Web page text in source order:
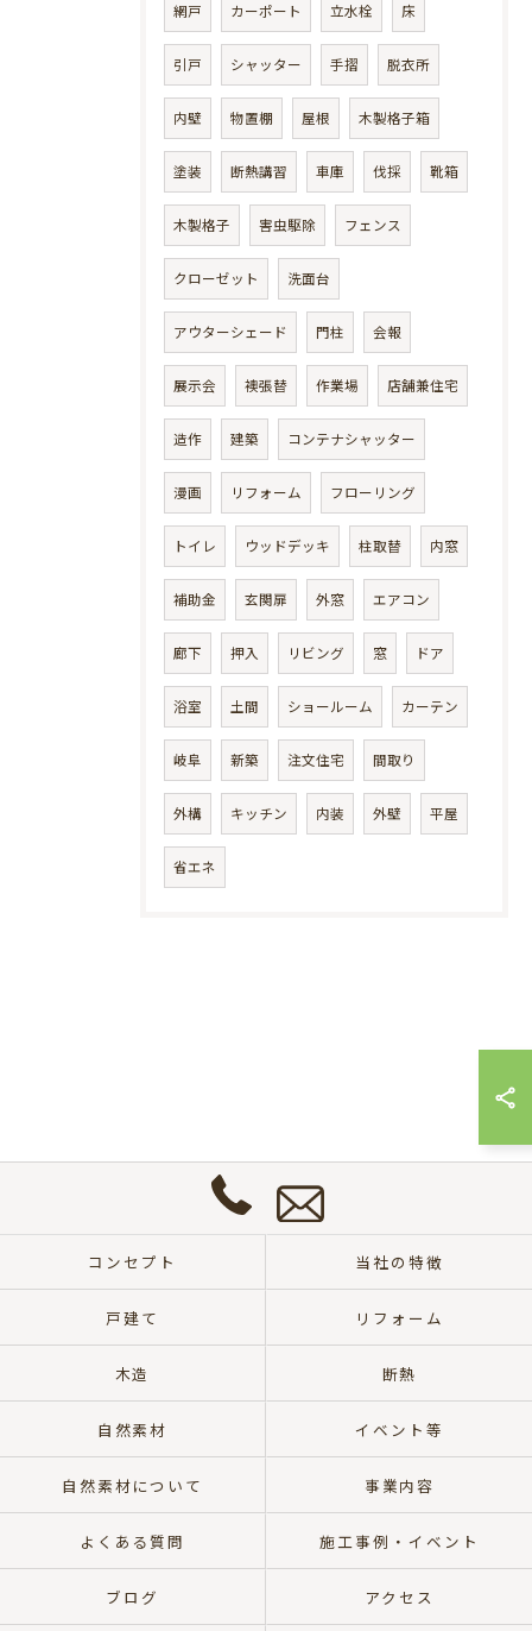
網戸 カーポート 立水栓 床
引戸 シャッター 手摺 脱衣所
内壁 物置棚 屋根 木製格子箱
塗装 断熱講習 車庫 伐採 靴箱
木製格子 害虫駆除 フェンス
クローゼット 洗面台
アウターシェード 門柱 会報
展示会 襖張替 作業場 店舗兼住宅
造作 建築 コンテナシャッター
漫画 リフォーム フローリング
トイレ ウッドデッキ 柱取替 内窓
補助金 玄関扉 外窓 エアコン
廊下 押入 リビング 窓 ドア
浴室 土間 ショールーム カーテン
岐阜 新築 注文住宅 間取り
外構 キッチン 内装 外壁 平屋
省エネ
0572-
8700
合
わ
せ
は
ち
コンセプト 当社の特徴
戸建て リフォーム
木造 断熱
自然素材 イベント等
自然素材について 事業内容
よくある質問 施工事例・イベント
ブログ アクセス